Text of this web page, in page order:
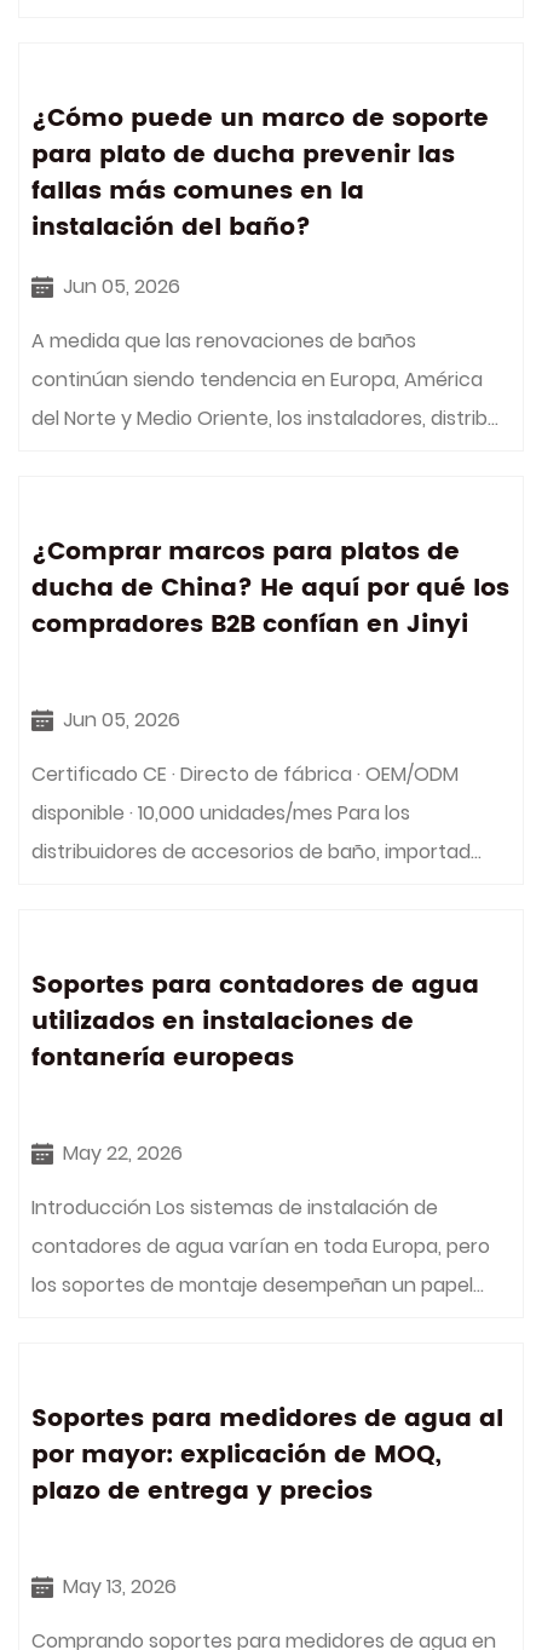
¿Cómo puede un marco de soporte
para plato de ducha prevenir las
fallas más comunes en la
instalación del baño?
Jun 05, 2026
A medida que las renovaciones de baños
continúan siendo tendencia en Europa, América
del Norte y Medio Oriente, los instaladores, distrib...
¿Comprar marcos para platos de
ducha de China? He aquí por qué los
compradores B2B confían en Jinyi
Jun 05, 2026
Certificado CE · Directo de fábrica · OEM/ODM
disponible · 10,000 unidades/mes Para los
distribuidores de accesorios de baño, importad...
Soportes para contadores de agua
utilizados en instalaciones de
fontanería europeas
May 22, 2026
Introducción Los sistemas de instalación de
contadores de agua varían en toda Europa, pero
los soportes de montaje desempeñan un papel...
Soportes para medidores de agua al
por mayor: explicación de MOQ,
plazo de entrega y precios
May 13, 2026
Comprando soportes para medidores de agua en